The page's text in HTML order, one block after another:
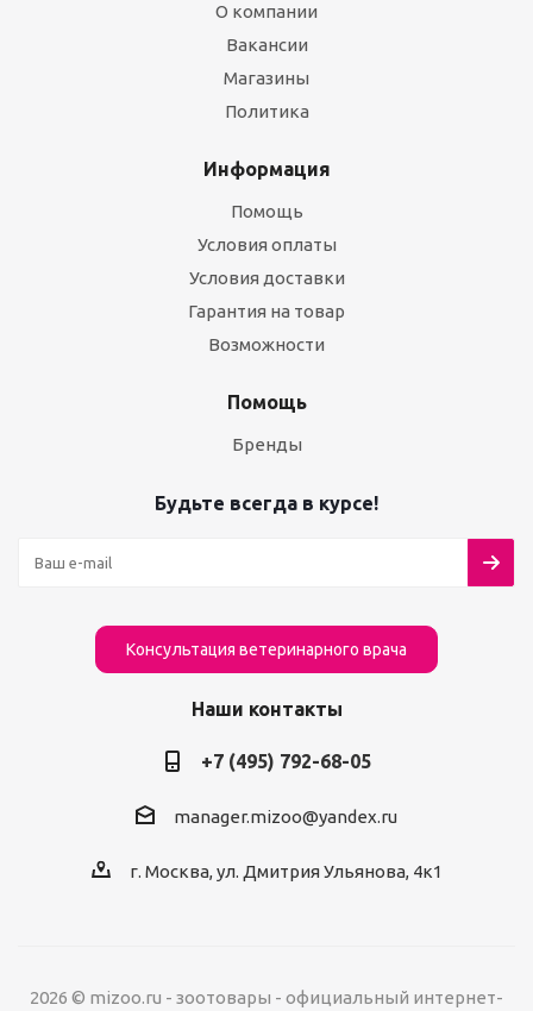
О компании
Вакансии
Магазины
Политика
Информация
Помощь
Условия оплаты
Условия доставки
Гарантия на товар
Возможности
Помощь
Бренды
Будьте всегда в курсе!
Консультация ветеринарного врача
Наши контакты
+7 (495) 792-68-05
manager.mizoo@yandex.ru
г. Москва, ул. Дмитрия Ульянова, 4к1
2026 © mizoo.ru - зоотовары - официальный интернет-